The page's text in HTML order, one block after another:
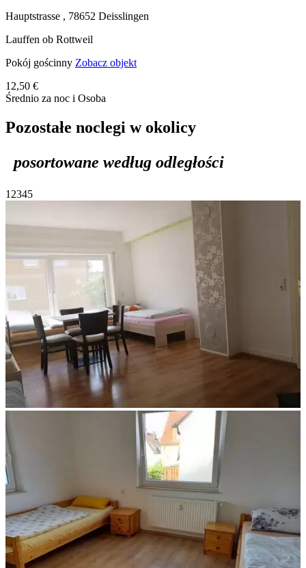
Hauptstrasse , 78652 Deisslingen
Lauffen ob Rottweil
Pokój gościnny Zobacz objekt
12,50 €
Średnio za noc i Osoba
Pozostałe noclegi w okolicy
posortowane według odległości
1 2345